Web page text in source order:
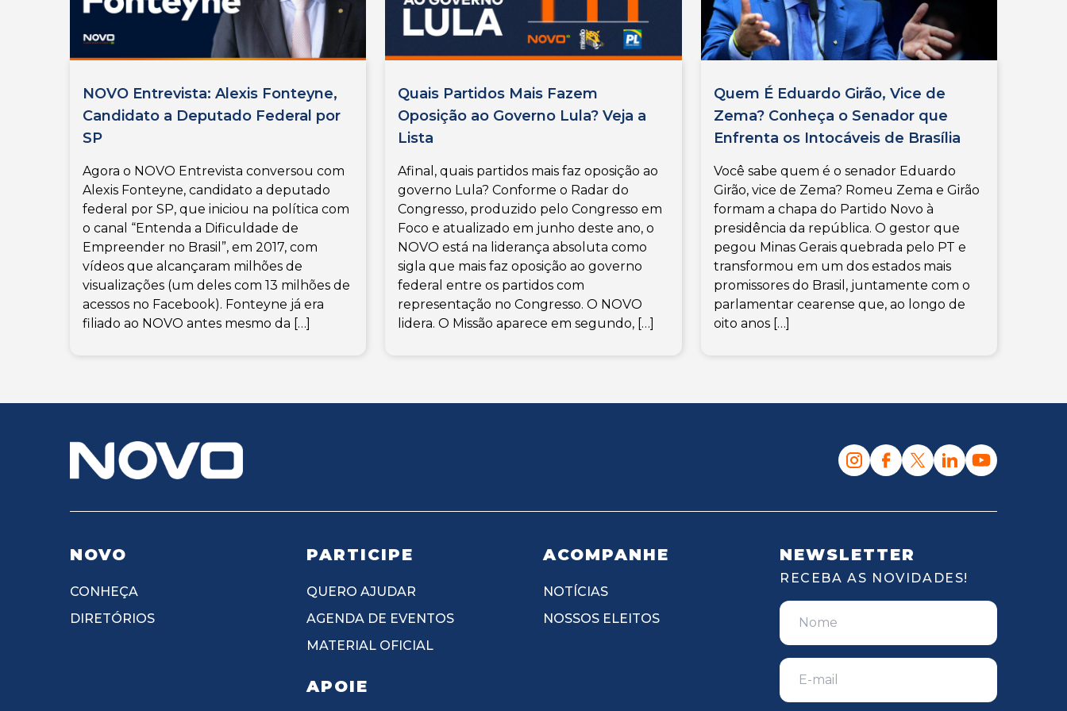
NOVO Entrevista: Alexis Fonteyne,
Candidato a Deputado Federal por
SP
Agora o NOVO Entrevista conversou com
Alexis Fonteyne, candidato a deputado
federal por SP, que iniciou na política com
o canal “Entenda a Dificuldade de
Empreender no Brasil”, em 2017, com
vídeos que alcançaram milhões de
visualizações (um deles com 13 milhões de
acessos no Facebook). Fonteyne já era
filiado ao NOVO antes mesmo da […]
Quais Partidos Mais Fazem
Oposição ao Governo Lula? Veja a
Lista
Afinal, quais partidos mais faz oposição ao
governo Lula? Conforme o Radar do
Congresso, produzido pelo Congresso em
Foco e atualizado em junho deste ano, o
NOVO está na liderança absoluta como
sigla que mais faz oposição ao governo
federal entre os partidos com
representação no Congresso. O NOVO
lidera. O Missão aparece em segundo, […]
Quem É Eduardo Girão, Vice de
Zema? Conheça o Senador que
Enfrenta os Intocáveis de Brasília
Você sabe quem é o senador Eduardo
Girão, vice de Zema? Romeu Zema e Girão
formam a chapa do Partido Novo à
presidência da república. O gestor que
pegou Minas Gerais quebrada pelo PT e
transformou em um dos estados mais
promissores do Brasil, juntamente com o
parlamentar cearense que, ao longo de
oito anos […]
NOVO
CONHEÇA
DIRETÓRIOS
PARTICIPE
QUERO AJUDAR
AGENDA DE EVENTOS
MATERIAL OFICIAL
APOIE
ACOMPANHE
NOTÍCIAS
NOSSOS ELEITOS
NEWSLETTER
RECEBA AS NOVIDADES!